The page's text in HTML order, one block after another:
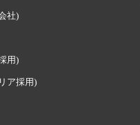
社)
用)
ア採用)